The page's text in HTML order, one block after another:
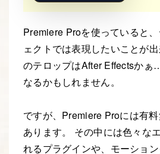
Premiere Proを使っていると
ェクトでは表現したいことが
のテロップはAfter Effectsかぁ
なるかもしれません。
ですが、Premiere Proには有
あります。 その中には色々な
れるプラグインや、モーショ